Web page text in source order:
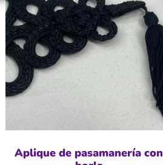
Aplique de pasamanería con